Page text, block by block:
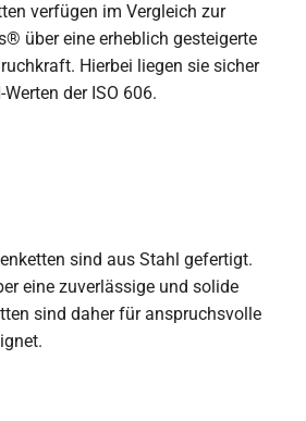
verfügen im Vergleich zur
über eine erheblich gesteigerte
Hierbei liegen sie sicher
der ISO 606.
sind aus Stahl gefertigt.
eine zuverlässige und solide
sind daher für anspruchsvolle